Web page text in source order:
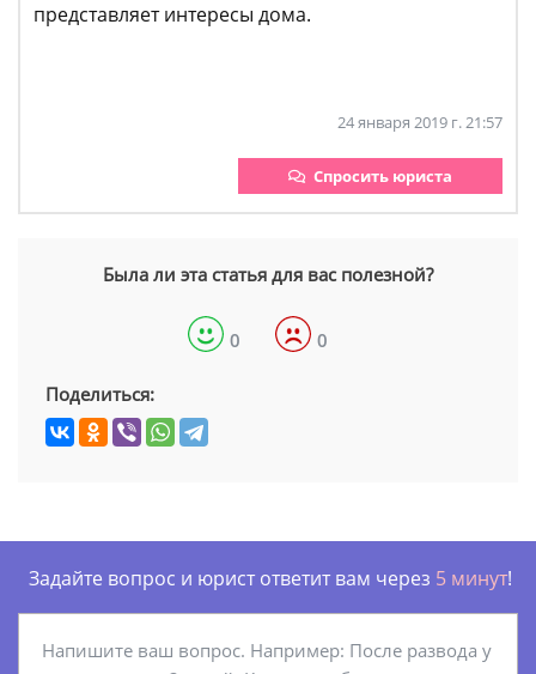
представляет интересы дома.
24 января 2019 г. 21:57
Спросить юриста
Была ли эта статья для вас полезной?
0 0
Поделиться:
Задайте вопрос и юрист ответит вам через 5 минут!